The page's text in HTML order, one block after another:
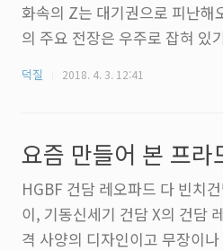
화속의 Z는 대기권으로 피난해
의 주요 전장은 우주로 잡혀 있
을 그곳에서 하나 초기 검증 차
제타 3호기의 모습 제타 건담
인기 좋은 건담에 ..
덕질 2018. 4. 3. 12:41
요즘 만들어 본 프라
HGBF 건담 레오파드 다 빈치
이, 기동신세기 건담 X의 건담
격 사양의 디자인이고 무장이